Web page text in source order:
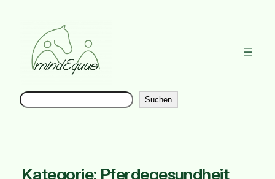
Suchen Suchen
Kategorie: Pferdegesundheit